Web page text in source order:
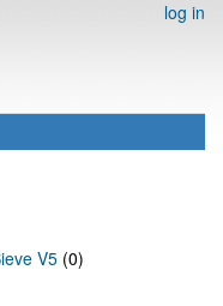
log in
V5 (0)